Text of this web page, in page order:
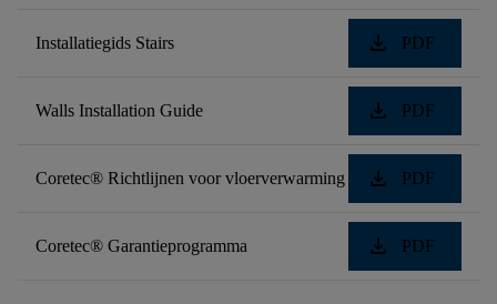
Installatiegids Stairs download PDF
Walls Installation Guide download PDF
Coretec® Richtlijnen voor vloerverwarming download PDF
Coretec® Garantieprogramma download PDF